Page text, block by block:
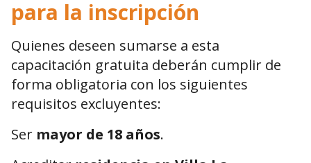
para la inscripción
Quienes deseen sumarse a esta
capacitación gratuita deberán cumplir de
forma obligatoria con los siguientes
requisitos excluyentes:
Ser mayor de 18 años.